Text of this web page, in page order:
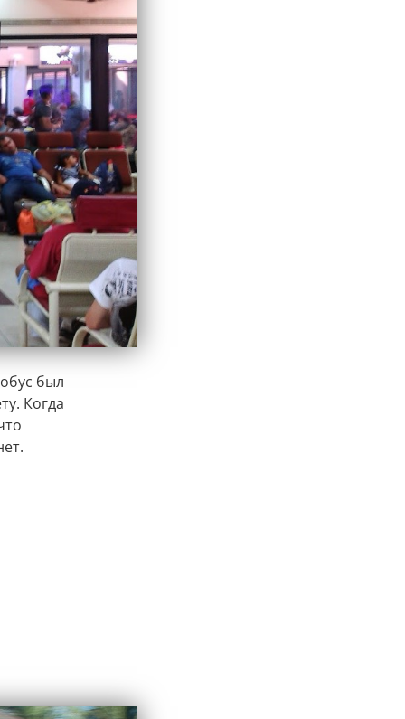
был
Когда